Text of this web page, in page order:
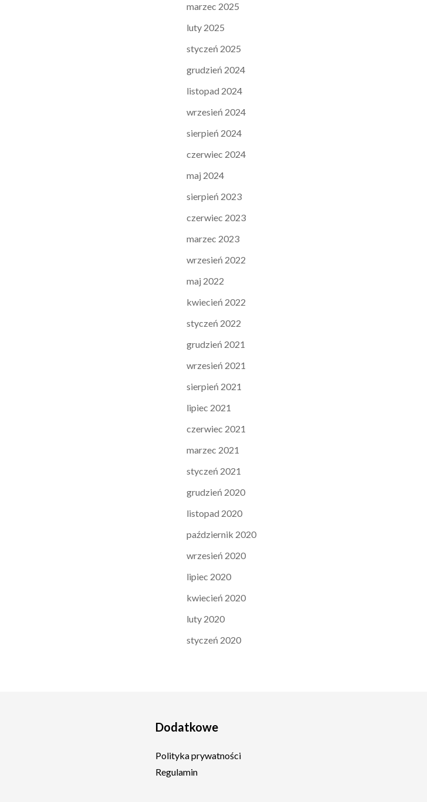
marzec 2025
luty 2025
styczeń 2025
grudzień 2024
listopad 2024
wrzesień 2024
sierpień 2024
czerwiec 2024
maj 2024
sierpień 2023
czerwiec 2023
marzec 2023
wrzesień 2022
maj 2022
kwiecień 2022
styczeń 2022
grudzień 2021
wrzesień 2021
sierpień 2021
lipiec 2021
czerwiec 2021
marzec 2021
styczeń 2021
grudzień 2020
listopad 2020
październik 2020
wrzesień 2020
lipiec 2020
kwiecień 2020
luty 2020
styczeń 2020
Dodatkowe
Polityka prywatności
Regulamin